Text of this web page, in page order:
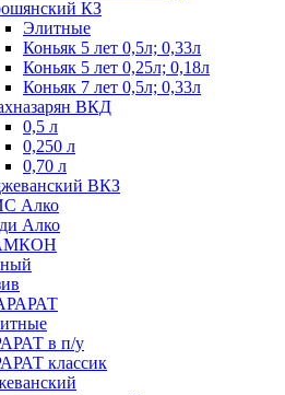
КЗ
Элитные
Коньяк 5 лет 0,5л; 0,33л
Коньяк 5 лет 0,25л; 0,18л
Коньяк 7 лет 0,5л; 0,33л
ВКД
0,5 л
0,250 л
0,70 л
ВКЗ
Алко
Алко
в п/у
классик